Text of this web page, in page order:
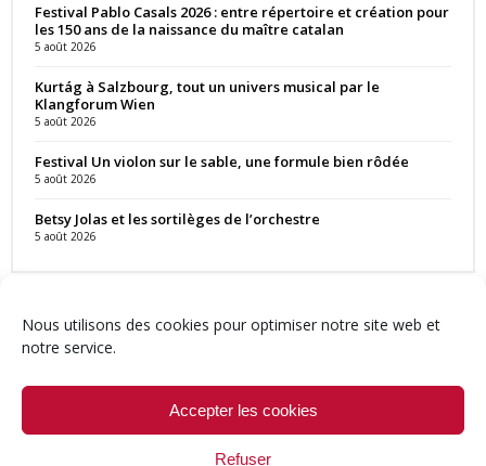
Nous utilisons des cookies pour optimiser notre site web et
notre service.
Accepter les cookies
Refuser
Festival Pablo Casals 2026 : entre répertoire et création pour
les 150 ans de la naissance du maître catalan
5 août 2026
Kurtág à Salzbourg, tout un univers musical par le
Klangforum Wien
5 août 2026
Festival Un violon sur le sable, une formule bien rôdée
5 août 2026
Betsy Jolas et les sortilèges de l’orchestre
5 août 2026